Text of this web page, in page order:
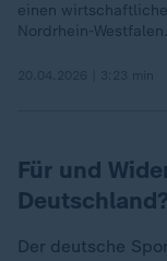
einen
Nordrhein-Westfalen.
Für und
Deutschland?
Der deutsche